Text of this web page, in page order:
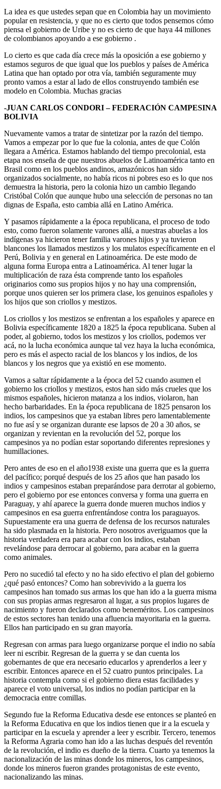
La idea es que ustedes sepan que en Colombia hay un movimiento
popular en resistencia, y que no es cierto que todos pensemos cómo
piensa el gobierno de Uribe y no es cierto de que haya 44 millones
de colombianos apoyando a ese gobierno .
Lo cierto es que cada día crece más la oposición a ese gobierno y
estamos seguros de que igual que los pueblos y países de América
Latina que han optado por otra vía, también seguramente muy
pronto vamos a estar al lado de ellos construyendo también ese
modelo en Colombia. Muchas gracias
-JUAN CARLOS CONDORI – FEDERACIÓN CAMPESINA
BOLIVIA
Nuevamente vamos a tratar de sintetizar por la razón del tiempo.
Vamos a empezar por lo que fue la colonia, antes de que Colón
llegara a América. Estamos hablando del tiempo precolonial, esta
etapa nos enseña de que nuestros abuelos de Latinoamérica tanto en
Brasil como en los pueblos andinos, amazónicos han sido
organizados socialmente, no había ricos ni pobres eso es lo que nos
demuestra la historia, pero la colonia hizo un cambio llegando
Cristóbal Colón que aunque hubo una selección de personas no tan
dignas de España, esto cambia allá en Latino América.
Y pasamos rápidamente a la época republicana, el proceso de todo
esto, como fueron solamente varones allá, a nuestras abuelas a los
indígenas ya hicieron tener familia varones hijos y ya tuvieron
blancones los llamados mestizos y los mulatos específicamente en el
Perú, Bolivia y en general en Latinoamérica. De este modo de
alguna forma Europa entra a Latinoamérica. Al tener lugar la
multiplicación de raza ésta comprende tanto los españoles
originarios como sus propios hijos y no hay una comprensión,
porque unos quieren ser los primera clase, los genuinos españoles y
los hijos que son criollos y mestizos.
Los criollos y los mestizos se enfrentan a los españoles y aparece en
Bolivia específicamente 1820 a 1825 la época republicana. Suben al
poder, al gobierno, todos los mestizos y los criollos, podemos ver
acá, no la lucha económica aunque tal vez haya la lucha económica,
pero es más el aspecto racial de los blancos y los indios, de los
blancos y los negros que ya existió en ese momento.
Vamos a saltar rápidamente a la época del 52 cuando asumen el
gobierno los criollos y mestizos, estos han sido más crueles que los
mismos españoles, hicieron matanza a los indios, violaron, han
hecho barbaridades. En la época republicana de 1825 pensaron los
indios, los campesinos que ya estaban libres pero lamentablemente
no fue así y se organizan durante ese lapsos de 20 a 30 años, se
organizan y revientan en la revolución del 52, porque los
campesinos ya no podían estar soportando diferentes represiones y
humillaciones.
Pero antes de eso en el año1938 existe una guerra que es la guerra
del pacífico; porqué después de los 25 años que han pasado los
indios y campesinos estaban preparándose para derrotar al gobierno,
pero el gobierno por ese entonces conversa y forma una guerra en
Paraguay, y ahí aparece la guerra donde mueren muchos indios y
campesinos en esa guerra enfrentándose contra los paraguayos.
Supuestamente era una guerra de defensa de los recursos naturales
ha sido plasmada en la historia. Pero nosotros averiguamos que la
historia verdadera era para acabar con los indios, estaban
revelándose para derrocar al gobierno, para acabar en la guerra
como animales.
Pero no sucedió tal efecto y no ha sido efectivo el plan del gobierno
¿qué pasó entonces? Como han sobrevivido a la guerra los
campesinos han tomado sus armas los que han ido a la guerra misma
con sus propias armas regresaron al lugar, a sus propios lugares de
nacimiento y fueron declarados como beneméritos. Los campesinos
de estos sectores han tenido una afluencia mayoritaria en la guerra.
Ellos han participado en su gran mayoría.
Regresan con armas para luego organizarse porque el indio no sabía
leer ni escribir. Regresan de la guerra y se dan cuenta los
gobernantes de que era necesario educarlos y aprenderlos a leer y
escribir. Entonces aparece en el 52 cuatro puntos principales. La
historia contempla como si el gobierno diera estas facilidades y
aparece el voto universal, los indios no podían participar en la
democracia entre comillas.
Segundo fue la Reforma Educativa desde ese entonces se planteó en
la Reforma Educativa en que los indios tienen que ir a la escuela y
participar en la escuela y aprender a leer y escribir. Tercero, tenemos
la Reforma Agraria como han ido a las luchas después del reventón
de la revolución, el indio es dueño de la tierra. Cuarto ya tenemos la
nacionalización de las minas donde los mineros, los campesinos,
donde los mineros fueron grandes protagonistas de este evento,
nacionalizando las minas.